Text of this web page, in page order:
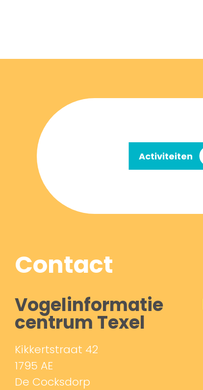
Activiteiten
Contact
Vogelinformatie
centrum Texel
Kikkertstraat 42
1795 AE
De Cocksdorp